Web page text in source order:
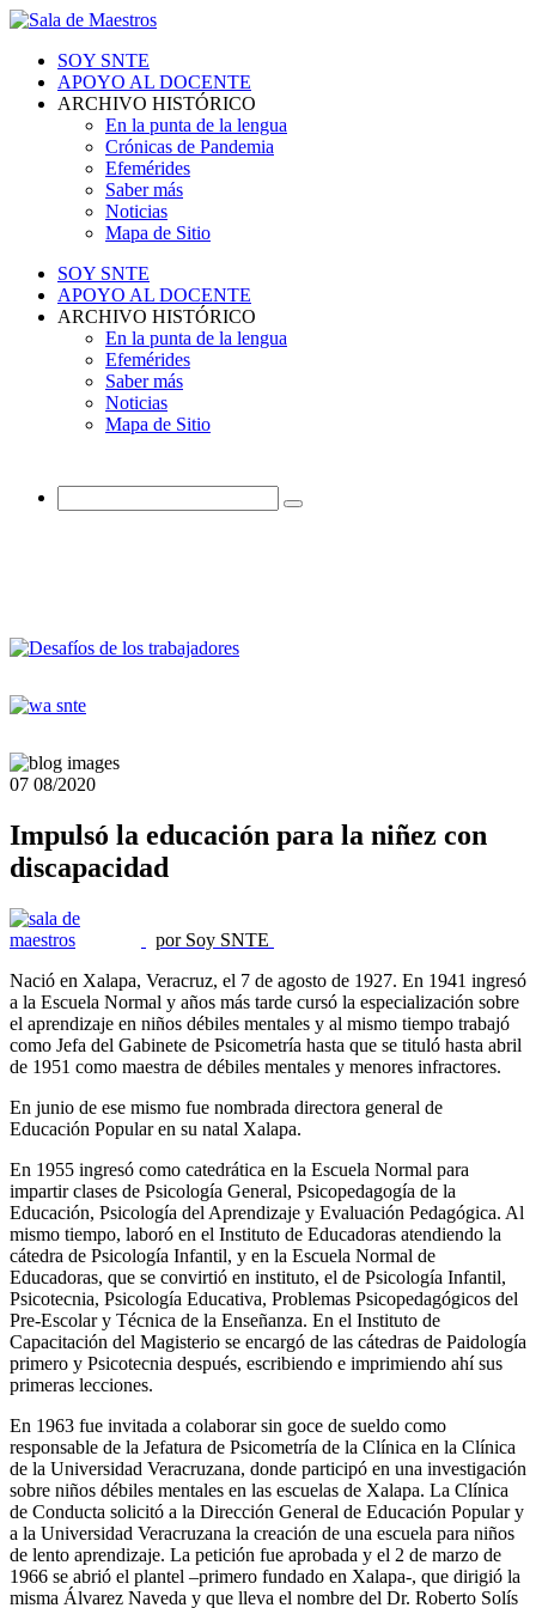
SOY SNTE
APOYO AL DOCENTE
ARCHIVO HISTÓRICO
En la punta de la lengua
Crónicas de Pandemia
Efemérides
Saber más
Noticias
Mapa de Sitio
SOY SNTE
APOYO AL DOCENTE
ARCHIVO HISTÓRICO
En la punta de la lengua
Efemérides
Saber más
Noticias
Mapa de Sitio
07 08/2020
Impulsó la educación para la niñez con
discapacidad
por Soy SNTE
Nació en Xalapa, Veracruz, el 7 de agosto de 1927. En 1941 ingresó
a la Escuela Normal y años más tarde cursó la especialización sobre
el aprendizaje en niños débiles mentales y al mismo tiempo trabajó
como Jefa del Gabinete de Psicometría hasta que se tituló hasta abril
de 1951 como maestra de débiles mentales y menores infractores.
En junio de ese mismo fue nombrada directora general de
Educación Popular en su natal Xalapa.
En 1955 ingresó como catedrática en la Escuela Normal para
impartir clases de Psicología General, Psicopedagogía de la
Educación, Psicología del Aprendizaje y Evaluación Pedagógica. Al
mismo tiempo, laboró en el Instituto de Educadoras atendiendo la
cátedra de Psicología Infantil, y en la Escuela Normal de
Educadoras, que se convirtió en instituto, el de Psicología Infantil,
Psicotecnia, Psicología Educativa, Problemas Psicopedagógicos del
Pre-Escolar y Técnica de la Enseñanza. En el Instituto de
Capacitación del Magisterio se encargó de las cátedras de Paidología
primero y Psicotecnia después, escribiendo e imprimiendo ahí sus
primeras lecciones.
En 1963 fue invitada a colaborar sin goce de sueldo como
responsable de la Jefatura de Psicometría de la Clínica en la Clínica
de la Universidad Veracruzana, donde participó en una investigación
sobre niños débiles mentales en las escuelas de Xalapa. La Clínica
de Conducta solicitó a la Dirección General de Educación Popular y
a la Universidad Veracruzana la creación de una escuela para niños
de lento aprendizaje. La petición fue aprobada y el 2 de marzo de
1966 se abrió el plantel –primero fundado en Xalapa-, que dirigió la
misma Álvarez Naveda y que lleva el nombre del Dr. Roberto Solís